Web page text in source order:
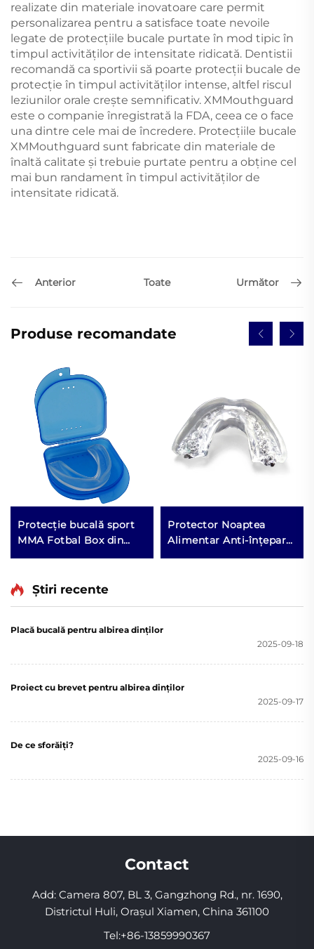
realizate din materiale inovatoare care permit
personalizarea pentru a satisface toate nevoile
legate de protecțiile bucale purtate în mod tipic în
timpul activităților de intensitate ridicată. Dentistii
recomandă ca sportivii să poarte protecții bucale de
protecție în timpul activităților intense, altfel riscul
leziunilor orale crește semnificativ. XMMouthguard
este o companie înregistrată la FDA, ceea ce o face
una dintre cele mai de încredere. Protecțiile bucale
XMMouthguard sunt fabricate din materiale de
înaltă calitate și trebuie purtate pentru a obține cel
mai bun randament în timpul activităților de
intensitate ridicată.
Anterior Toate Următor
Produse recomandate
Protecție bucală sport
MMA Fotbal Box din
EVA, protector din
protecție bucală
Protector Noaptea
Alimentar Anti-înțepare
Somn Protecție Dentară
Știri recente
Placă bucală pentru albirea dinților
2025-09-18
Proiect cu brevet pentru albirea dinților
2025-09-17
De ce sforăiți?
2025-09-16
Contact
Add: Camera 807, BL 3, Gangzhong Rd., nr. 1690,
Districtul Huli, Orașul Xiamen, China 361100
Tel:+86-13859990367